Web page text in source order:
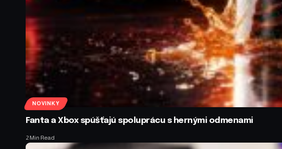
NOVINKY
Fanta a Xbox spúšťajú spoluprácu s hernými odmenami
2 Min Read